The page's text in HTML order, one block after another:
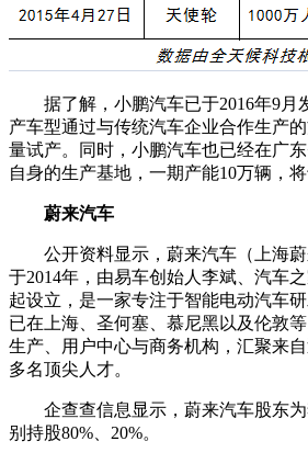
据了解，小鹏汽车已于2016年9月
产车型通过与传统汽车企业合作生产
量试产。同时，小鹏汽车也已经在广
自身的生产基地，一期产能10万辆，将
蔚来汽车
公开资料显示，蔚来汽车（上海
于2014年，由易车创始人李斌、汽车
起设立，是一家专注于智能电动汽车
已在上海、圣何塞、慕尼黑以及伦敦等
生产、用户中心与商务机构，汇聚来
多名顶尖人才。
企查查信息显示，蔚来汽车股东
别持股80%、20%。